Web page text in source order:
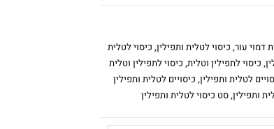
דמוי עור, כיסוי לטלית ותפילין, כיסוי לטלית
, כיסוי לתפילין וטלית, כיסוי לתפילין וטלית
לטלית ותפילין, כיסויים לטלית ותפילין
ותפילין,סט כיסוי לטלית ותפילין